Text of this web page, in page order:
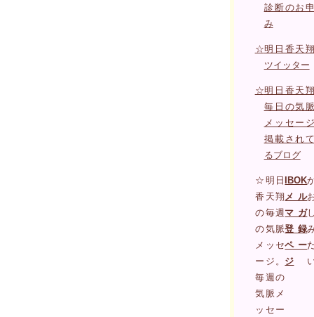
診断のお
み
☆明日香天
ツイッター
☆明日香天
毎日の気
メッセー
掲載され
るブログ
☆明日
香天翔
の毎週
の気脈
メッセ
ージ。
毎週の
気脈メ
ッセー
IBOK
メル
マガ
登録
ペー
ジ